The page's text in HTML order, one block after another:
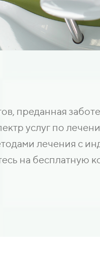
преданная
услуг по
лечения с
на бесплатную